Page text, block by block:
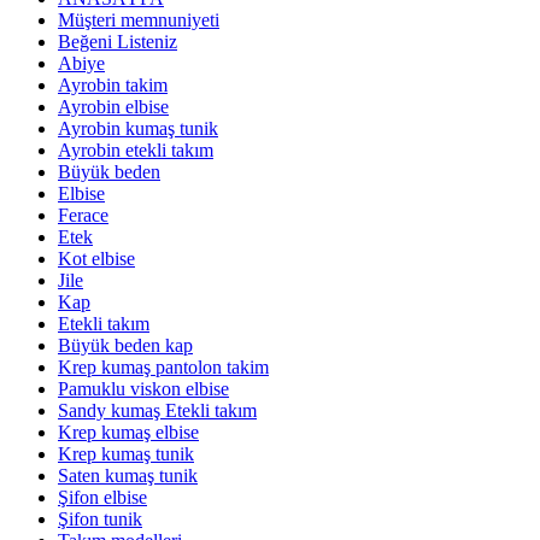
Müşteri memnuniyeti
Beğeni Listeniz
Abiye
Ayrobin takim
Ayrobin elbise
Ayrobin kumaş tunik
Ayrobin etekli takım
Büyük beden
Elbise
Ferace
Etek
Kot elbise
Jile
Kap
Etekli takım
Büyük beden kap
Krep kumaş pantolon takim
Pamuklu viskon elbise
Sandy kumaş Etekli takım
Krep kumaş elbise
Krep kumaş tunik
Saten kumaş tunik
Şifon elbise
Şifon tunik